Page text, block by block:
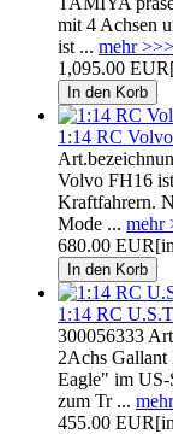
mit 4 Achsen
ist ... mehr >>>
1,095.00 EUR
1:14 RC
Volvo FH16
Kraftfahrern.
Mode ... mehr
680.00 EUR
1:14 RC
300056333
2Achs
Eagle" im US-
zum Tr ...
455.00 EUR